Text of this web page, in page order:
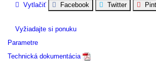
Vytlačiť
Facebook Twitter
Vyžiadajte si ponuku
Parametre
Technická dokumentácia